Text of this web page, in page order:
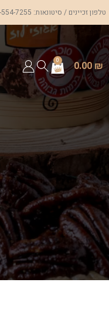
טלפון זכיינים / סיטונאות: 050-554-7255
0 0.00₪